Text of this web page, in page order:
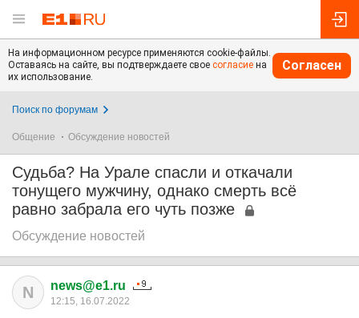
На информационном ресурсе применяются cookie-файлы.
Оставаясь на сайте, вы подтверждаете свое согласие на
их использование.
Согласен
Поиск по форумам
Общение Обсуждение новостей
Судьба? На Урале спасли и откачали
тонущего мужчину, однако смерть всё
равно забрала его чуть позже
Обсуждение новостей
N news@e1.ru
12:15, 16.07.2022